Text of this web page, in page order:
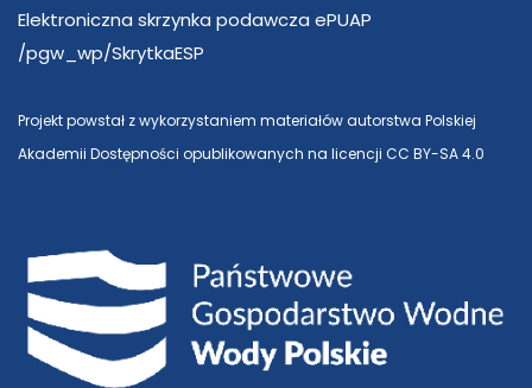
Elektroniczna skrzynka podawcza ePUAP
/pgw_wp/SkrytkaESP
Projekt powstał z wykorzystaniem materiałów autorstwa Polskiej
Akademii Dostępności opublikowanych na licencji CC BY-SA 4.0